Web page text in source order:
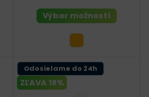
Výber možností
ZĽAVA 18%
Odosielame do 24h